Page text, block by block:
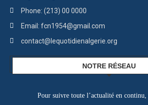
Phone: (213) 00 0000
Email: fcn1954@gmail.com
contact@lequotidienalgerie.org
NOTRE RÉSEAU
Pour suivre toute l’actualité en continu,